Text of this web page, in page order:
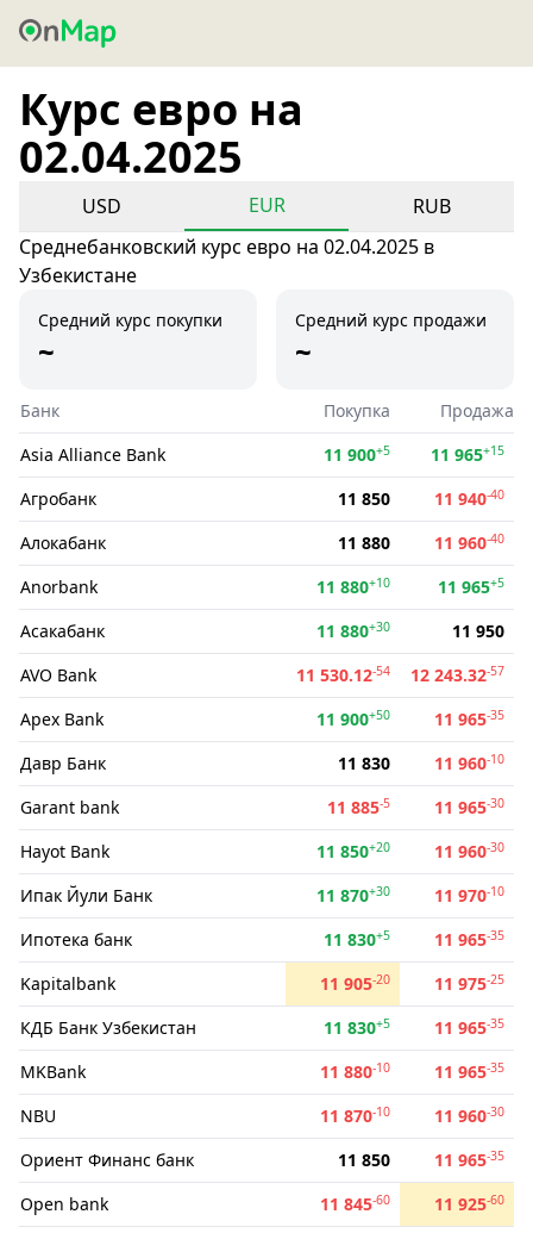
Курс евро на
02.04.2025
USD EUR
RUB
Среднебанковский курс евро на 02.04.2025 в
Узбекистане
Средний курс покупки
~
Средний курс продажи
~
Банк Покупка
Продажа
Asia Alliance Bank
11 900+5 11 965+15
Агробанк 11 850 11 940-40
Алокабанк 11 880 11 960-40
Anorbank 11 880+10 11 965+5
Асакабанк 11 880+30
11 950
AVO Bank
11 530.12-54 12 243.32-57
Apex Bank 11 900+50 11 965-35
Давр Банк 11 830 11 960-10
Garant bank 11 885-5 11 965-30
Hayot Bank 11 850+20 11 960-30
Ипак Йули Банк 11 870+30 11 970-10
Ипотека банк 11 830+5 11 965-35
Kapitalbank 11 905-20 11 975-25
КДБ Банк Узбекистан 11 830+5 11 965-35
MKBank 11 880-10 11 965-35
NBU 11 870-10 11 960-30
Ориент Финанс банк 11 850 11 965-35
Open bank 11 845-60 11 925-60